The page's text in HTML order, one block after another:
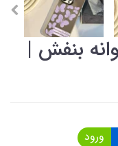
بنفش |
ورود